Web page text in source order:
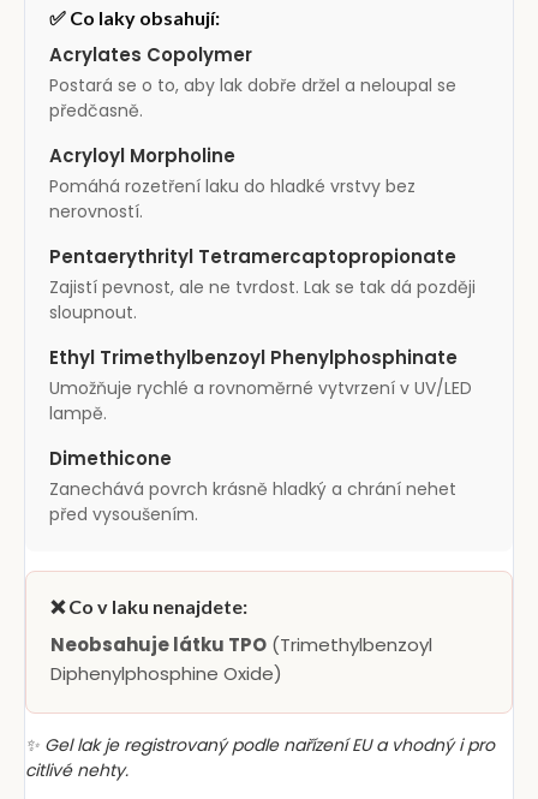
✅ Co laky obsahují:
Acrylates Copolymer
Postará se o to, aby lak dobře držel a neloupal se
předčasně.
Acryloyl Morpholine
Pomáhá rozetření laku do hladké vrstvy bez
nerovností.
Pentaerythrityl Tetramercaptopropionate
Zajistí pevnost, ale ne tvrdost. Lak se tak dá později
sloupnout.
Ethyl Trimethylbenzoyl Phenylphosphinate
Umožňuje rychlé a rovnoměrné vytvrzení v UV/LED
lampě.
Dimethicone
Zanechává povrch krásně hladký a chrání nehet
před vysoušením.
❌ Co v laku nenajdete:
Neobsahuje látku TPO (Trimethylbenzoyl
Diphenylphosphine Oxide)
✨ Gel lak je registrovaný podle nařízení EU a vhodný i pro
citlivé nehty.